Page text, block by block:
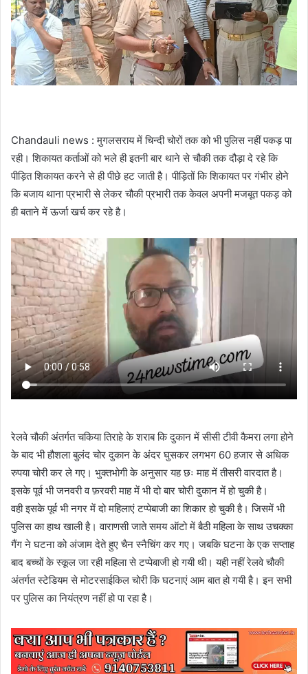
Chandauli news : मुगलसराय में चिन्दी चोरों तक को भी पुलिस नहीं पकड़ पा
रही। शिकायत कर्ताओं को भले ही इतनी बार थाने से चौकी तक दौड़ा दे रहे कि
पीड़ित शिकायत करने से ही पीछे हट जाती है। पीड़ितों कि शिकायत पर गंभीर होने
कि बजाय थाना प्रभारी से लेकर चौकी प्रभारी तक केवल अपनी मजबूत पकड़ को
ही बताने में ऊर्जा खर्च कर रहे है।
रेलवे चौकी अंतर्गत चकिया तिराहे के शराब कि दुकान में सीसी टीवी कैमरा लगा होने
के बाद भी हौशला बुलंद चोर दुकान के अंदर घुसकर लगभग 60 हजार से अधिक
रुपया चोरी कर ले गए। भुक्तभोगी के अनुसार यह छः माह में तीसरी वारदात है।
इसके पूर्व भी जनवरी व फ़रवरी माह में भी दो बार चोरी दुकान में हो चुकी है।
वही इसके पूर्व भी नगर में दो महिलाएं टप्पेबाजी का शिकार हो चुकी है। जिसमें भी
पुलिस का हाथ खाली है। वाराणसी जाते समय ऑटो में बैठी महिला के साथ उचक्का
गैंग ने घटना को अंजाम देते हुए चैन स्नैचिंग कर गए। जबकि घटना के एक सप्ताह
बाद बच्चों के स्कूल जा रही महिला से टप्पेबाजी हो गयी थी। यही नहीं रेलवे चौकी
अंतर्गत स्टेडियम से मोटरसाईकिल चोरी कि घटनाएं आम बात हो गयी है। इन सभी
पर पुलिस का नियंत्रण नहीं हो पा रहा है।